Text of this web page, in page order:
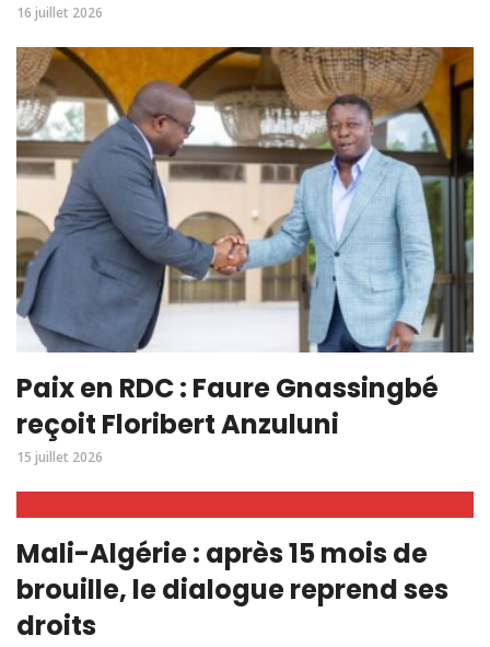
16 juillet 2026
Paix en RDC : Faure Gnassingbé
reçoit Floribert Anzuluni
15 juillet 2026
Mali-Algérie : après 15 mois de
brouille, le dialogue reprend ses
droits